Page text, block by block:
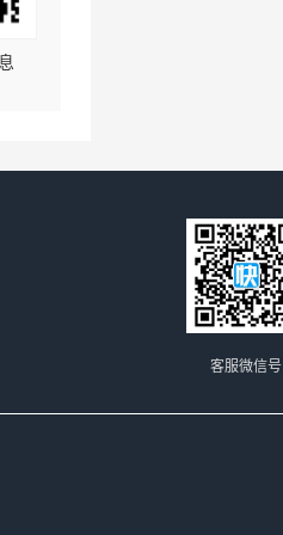
客服微信号